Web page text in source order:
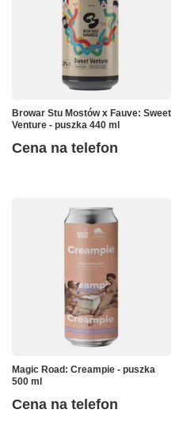
Browar Stu Mostów x Fauve: Sweet
Venture - puszka 440 ml
Cena na telefon
Magic Road: Creampie - puszka
500 ml
Cena na telefon